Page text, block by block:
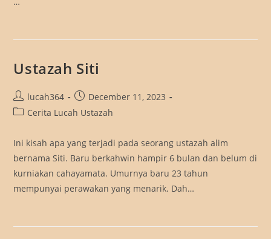
Ustazah Siti
Post
author:
lucah364
Post
published:
December 11, 2023
PostCerita Lucah Ustazah
Ini kisah apa yang terjadi pada seorang ustazah alim
bernama Siti. Baru berkahwin hampir 6 bulan dan belum di
kurniakan cahayamata. Umurnya baru 23 tahun
mempunyai perawakan yang menarik. Dah…